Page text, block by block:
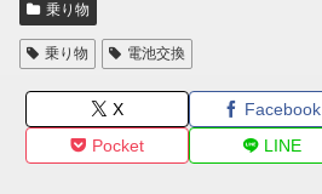
乗り物
乗り物 電池交換
X Facebook
Pocket
LINE